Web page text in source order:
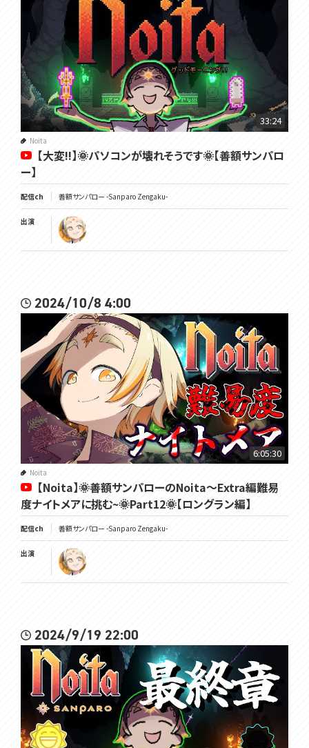
33:24
Noita
【大変!!】🌞パソコンが壊れそうです🌞【善額サンパロ
ー】
配信ch 善額サンパロー -Sanparo Zengaku-
出演
2024/10/8 4:00
6:05:30
Noita
【Noita】🌞善額サンパローのNoita～Extra編難易
度ナイトメアに挑む~🌞Part12🌞【ロングラン編】
配信ch 善額サンパロー -Sanparo Zengaku-
出演
2024/9/19 22:00